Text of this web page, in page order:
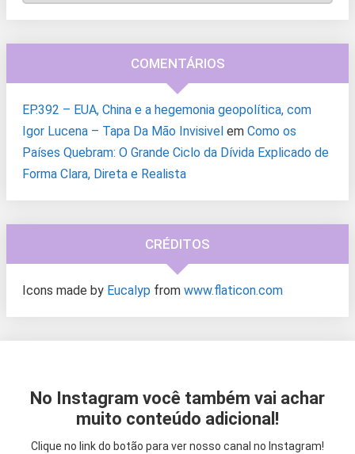
COMENTÁRIOS
EP.392 – EUA, China e a hegemonia geopolítica, com
Igor Lucena – Tapa Da Mão Invisivel em Como os
Países Quebram: O Grande Ciclo da Dívida Explicado de
Forma Clara, Direta e Realista
CRÉDITOS
Icons made by Eucalyp from www.flaticon.com
No Instagram você também vai achar
muito conteúdo adicional!
Clique no link do botão para ver nosso canal no Instagram!